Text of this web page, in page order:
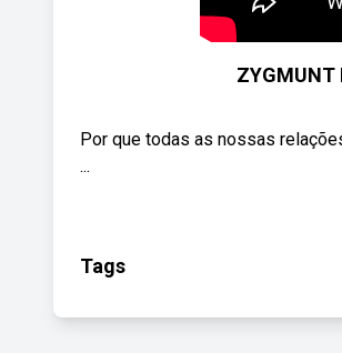
ZYGMUNT
Por que todas as nossas
...
Tags